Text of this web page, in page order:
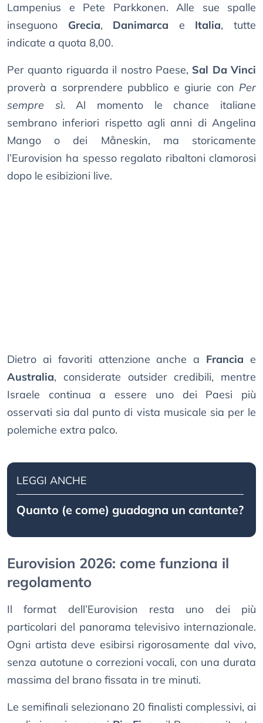
Lampenius e Pete Parkkonen. Alle sue spalle
inseguono Grecia, Danimarca e Italia, tutte
indicate a quota 8,00.
Per quanto riguarda il nostro Paese, Sal Da Vinci
proverà a sorprendere pubblico e giurie con Per
sempre sì. Al momento le chance italiane
sembrano inferiori rispetto agli anni di Angelina
Mango o dei Måneskin, ma storicamente
l’Eurovision ha spesso regalato ribaltoni clamorosi
dopo le esibizioni live.
Dietro ai favoriti attenzione anche a Francia e
Australia, considerate outsider credibili, mentre
Israele continua a essere uno dei Paesi più
osservati sia dal punto di vista musicale sia per le
polemiche extra palco.
LEGGI ANCHE
Quanto (e come) guadagna un cantante?
Eurovision 2026: come funziona il
regolamento
Il format dell’Eurovision resta uno dei più
particolari del panorama televisivo internazionale.
Ogni artista deve esibirsi rigorosamente dal vivo,
senza autotune o correzioni vocali, con una durata
massima del brano fissata in tre minuti.
Le semifinali selezionano 20 finalisti complessivi, ai